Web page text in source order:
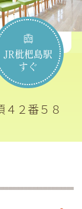
JR枇杷島駅
すぐ
２番５８